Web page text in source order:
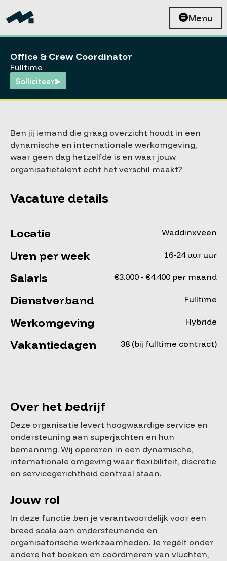
Menu
Office & Crew Coordinator
Fulltime
Solliciteer
Ben jij iemand die graag overzicht houdt in een
dynamische en internationale werkomgeving,
waar geen dag hetzelfde is en waar jouw
organisatietalent echt het verschil maakt?
Vacature details
Locatie Waddinxveen
Uren per week 16-24 uur uur
Salaris €3.000 - €4.400 per maand
Dienstverband Fulltime
Werkomgeving Hybride
Vakantiedagen 38 (bij fulltime contract)
Over het bedrijf
Deze organisatie levert hoogwaardige service en
ondersteuning aan superjachten en hun
bemanning. Wij opereren in een dynamische,
internationale omgeving waar flexibiliteit, discretie
en servicegerichtheid centraal staan.
Jouw rol
In deze functie ben je verantwoordelijk voor een
breed scala aan ondersteunende en
organisatorische werkzaamheden. Je regelt onder
andere het boeken en coördineren van vluchten,